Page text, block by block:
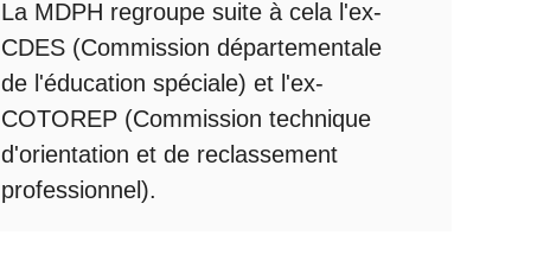
La MDPH regroupe suite à cela l'ex-
CDES (Commission départementale
de l'éducation spéciale) et l'ex-
COTOREP (Commission technique
d'orientation et de reclassement
professionnel).